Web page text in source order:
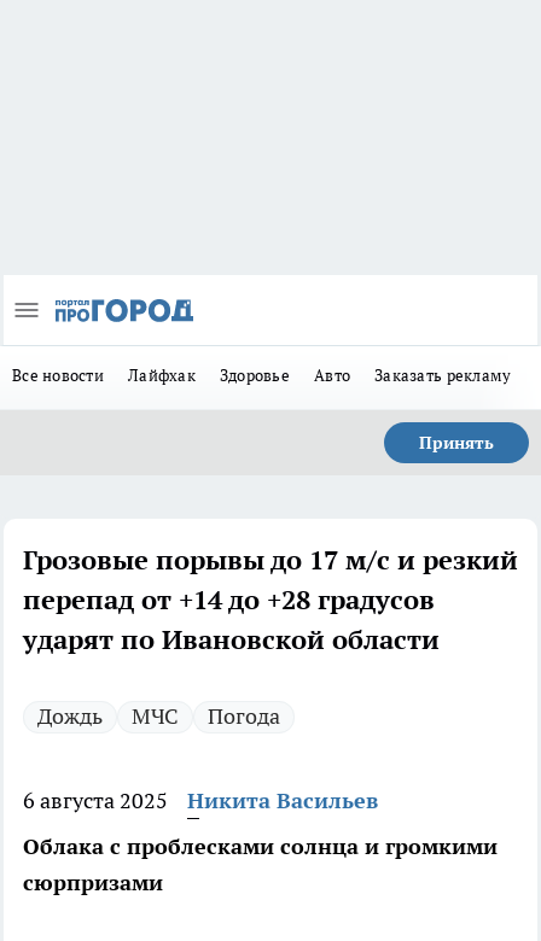
Все новости Лайфхак Здоровье Авто Заказать рекламу
Принять
Грозовые порывы до 17 м/с и резкий
перепад от +14 до +28 градусов
ударят по Ивановской области
Дождь МЧС Погода
6 августа 2025
Никита Васильев
Облака с проблесками солнца и громкими
сюрпризами